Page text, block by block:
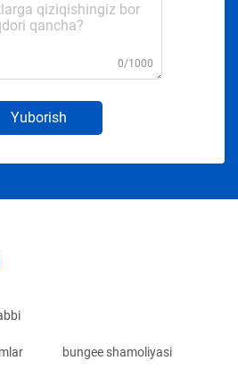
0/1000
Yuborish
bungee shamoliyasi